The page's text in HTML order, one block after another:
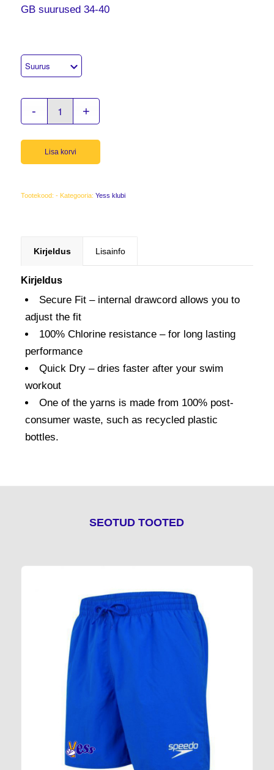
GB suurused 34-40
Lisa korvi
Tootekood: - Kategooria: Yess klubi
Kirjeldus Lisainfo
Kirjeldus
Secure Fit – internal drawcord allows you to
adjust the fit
100% Chlorine resistance – for long lasting
performance
Quick Dry – dries faster after your swim
workout
One of the yarns is made from 100% post-
consumer waste, such as recycled plastic
bottles.
SEOTUD TOOTED